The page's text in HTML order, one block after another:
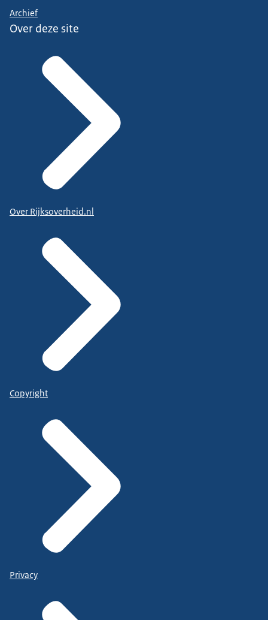
Archief
Over deze site
Over Rijksoverheid.nl
Copyright
Privacy